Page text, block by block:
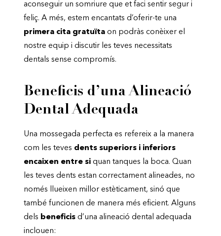
aconseguir un somriure que et faci sentir segur i
feliç. A més, estem encantats d’oferir-te una
primera cita gratuïta on podràs conèixer el
nostre equip i discutir les teves necessitats
dentals sense compromís.
Beneficis d’una Alineació
Dental Adequada
Una mossegada perfecta es refereix a la manera
com les teves dents superiors i inferiors
encaixen entre si quan tanques la boca. Quan
les teves dents estan correctament alineades, no
només llueixen millor estèticament, sinó que
també funcionen de manera més eficient. Alguns
dels beneficis d’una alineació dental adequada
inclouen: